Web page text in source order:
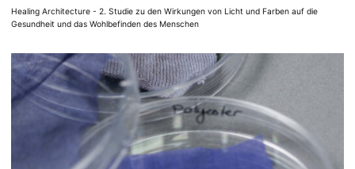
Healing Architecture - 2. Studie zu den Wirkungen von Licht und Farben auf die
Gesundheit und das Wohlbefinden des Menschen